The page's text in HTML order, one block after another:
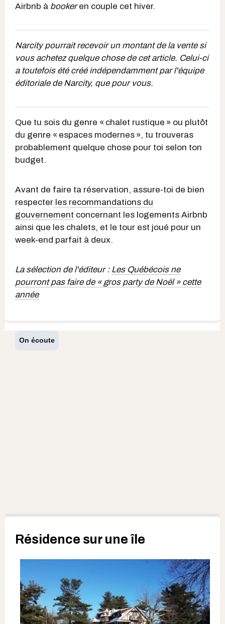
Airbnb à bookeren couple cet hiver.
Narcity pourrait recevoir un montant de la vente si
vous achetez quelque chose de cet article. Celui-ci
a toutefois été créé indépendamment par l'équipe
éditoriale de Narcity, que pour vous.
Que tu sois du genre « chalet rustique » ou plutôt
du genre « espaces modernes », tu trouveras
probablement quelque chose pour toi selon ton
budget.
Avant de faire ta réservation, assure-toi de bien
respecter les recommandations du
gouvernement concernant les logements Airbnb
ainsi que les chalets, et le tour est joué pour un
week-end parfait à deux.
La sélection de l'éditeur : Les Québécois ne
pourront pas faire de « gros party de Noël » cette
année
On écoute
Résidence sur une île